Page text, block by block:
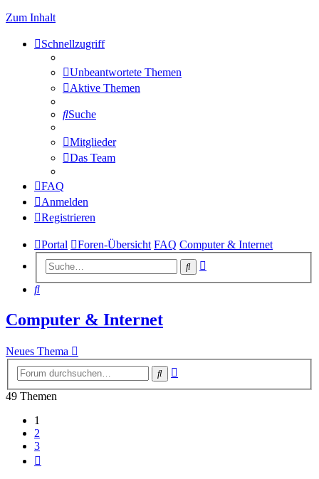
Zum Inhalt
Schnellzugriff
Unbeantwortete Themen
Aktive Themen
Suche
Mitglieder
Das Team
FAQ
Anmelden
Registrieren
Portal Foren-Übersicht FAQ Computer & Internet
Suche
Suche
Computer & Internet
Neues Thema
Suche
49 Themen
1
2
3